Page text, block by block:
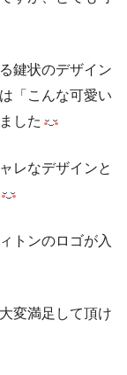
鍵状のデザイン
「こんな可愛い
した
レなデザインと
トンのロゴが入
変満足して頂け